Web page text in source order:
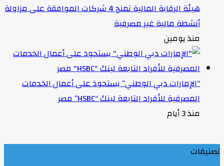
هيئة الرقابة المالية تمنح 4 شركات الموافقة على مزاولة
أنشطة مالية غير مصرفية
منذ يومين
“الإمارات دبي الوطني” يستحوذ على أعمال الخدمات
المصرفية للأفراد التابعة لبنك “HSBC” مصر
منذ 3 أيام
تصنيفات